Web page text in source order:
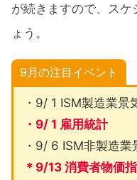
が続きますので、スケ
ょう。
9月の注目イベント
・9/ 1 ISM製造業景
・9/ 1 雇用統計
・9/ 6 ISM非製造業
＊9/13 消費者物価指